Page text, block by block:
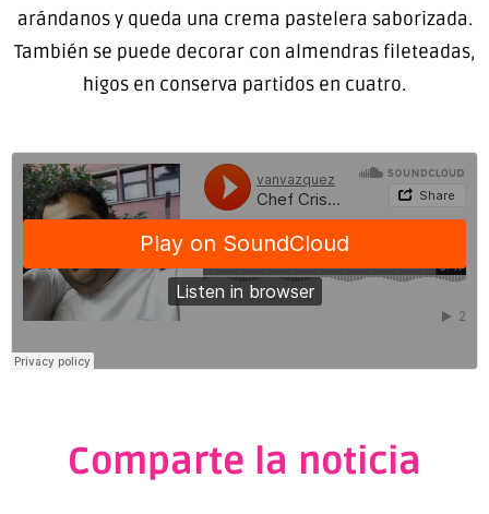
arándanos y queda una crema pastelera saborizada.
También se puede decorar con almendras fileteadas,
higos en conserva partidos en cuatro.
Comparte la noticia